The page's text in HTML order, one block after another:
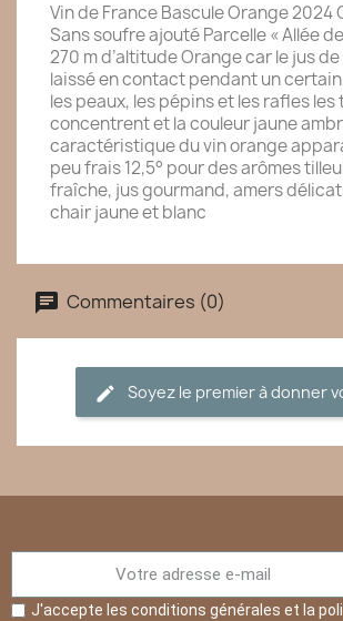
Vin de France Bascule Orange 2024
Sans soufre ajouté Parcelle « Allée
270 m d’altitude Orange car le jus
laissé en contact pendant un
les peaux, les pépins et les rafles les
concentrent et la couleur jaune
caractéristique du vin orange
peu frais 12,5° pour des arômes
fraîche, jus gourmand, amers
chair jaune et blanc
Commentaires (0)
Soyez le premier à donner
J'accepte les conditions générales et la